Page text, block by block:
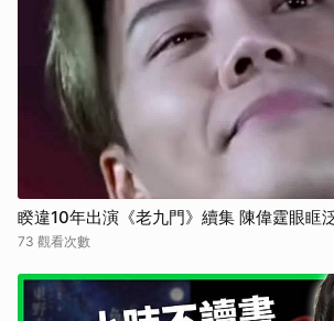
睽違10年出演《老九門》續集 陳偉霆眼眶
73 觀看次數